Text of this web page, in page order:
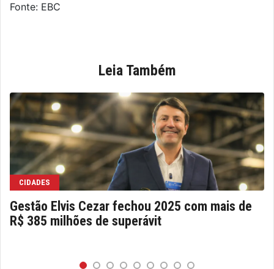
Fonte: EBC
Leia Também
CIDADES
Gestão Elvis Cezar fechou 2025 com mais de
R$ 385 milhões de superávit